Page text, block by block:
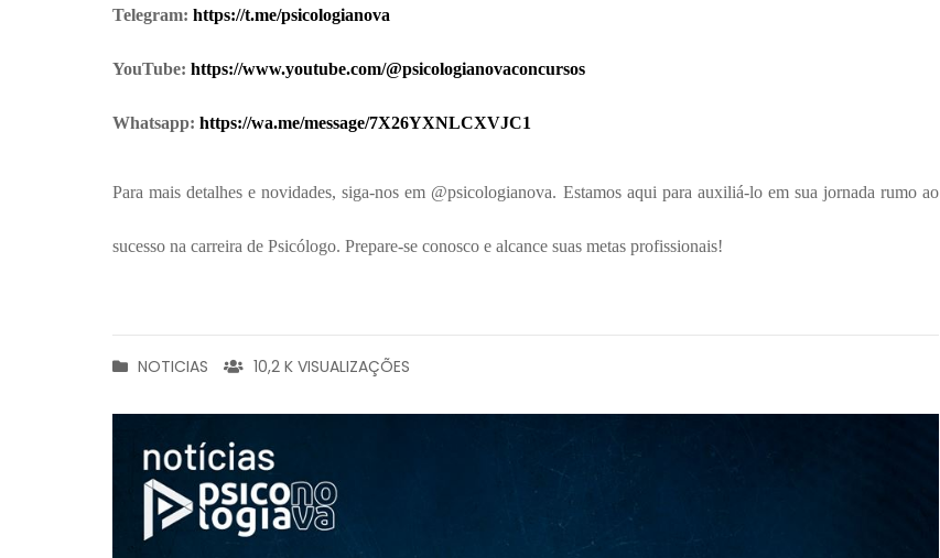
Telegram: https://t.me/psicologianova
YouTube: https://www.youtube.com/@psicologianovaconcursos
Whatsapp: https://wa.me/message/7X26YXNLCXVJC1
Para mais detalhes e novidades, siga-nos em @psicologianova. Estamos aqui para auxiliá-lo em sua jornada rumo ao
sucesso na carreira de Psicólogo. Prepare-se conosco e alcance suas metas profissionais!
NOTICIAS 10,2 K VISUALIZAÇÕES